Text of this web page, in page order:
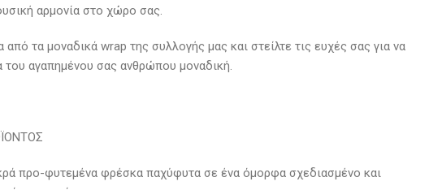
αρμονία στο χώρο σας.
από τα μοναδικά wrap της συλλογής μας και στείλτε τις ευχές σας για να
του αγαπημένου σας ανθρώπου μοναδική.
προ-φυτεμένα φρέσκα παχύφυτα σε ένα όμορφα σχεδιασμένο και